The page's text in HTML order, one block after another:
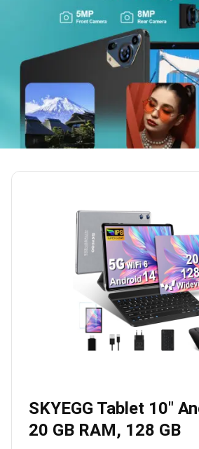
SKYEGG Tablet 10″
20 GB RAM, 128 GB